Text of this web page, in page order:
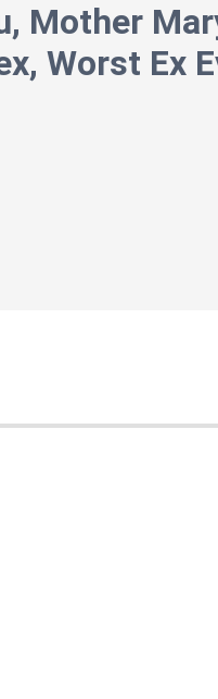
Mother
Worst Ex